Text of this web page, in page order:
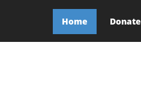
Home Donate